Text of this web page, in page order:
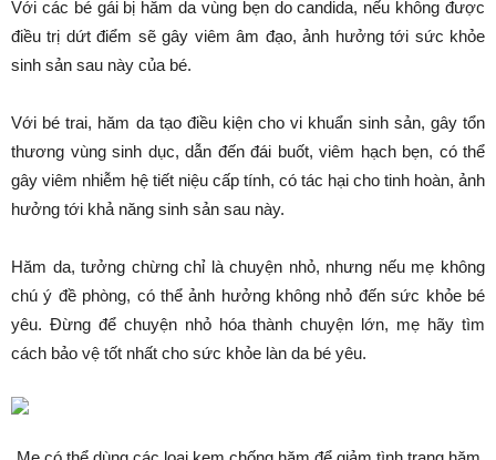
Với các bé gái bị hăm da vùng bẹn do candida, nếu không được
điều trị dứt điểm sẽ gây viêm âm đạo, ảnh hưởng tới sức khỏe
sinh sản sau này của bé.
Với bé trai, hăm da tạo điều kiện cho vi khuẩn sinh sản, gây tổn
thương vùng sinh dục, dẫn đến đái buốt, viêm hạch bẹn, có thể
gây viêm nhiễm hệ tiết niệu cấp tính, có tác hại cho tinh hoàn, ảnh
hưởng tới khả năng sinh sản sau này.
Hăm da, tưởng chừng chỉ là chuyện nhỏ, nhưng nếu mẹ không
chú ý đề phòng, có thể ảnh hưởng không nhỏ đến sức khỏe bé
yêu. Đừng để chuyện nhỏ hóa thành chuyện lớn, mẹ hãy tìm
cách bảo vệ tốt nhất cho sức khỏe làn da bé yêu.